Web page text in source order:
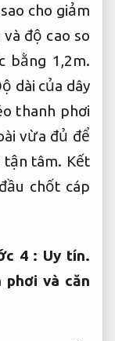
cho giảm
và độ cao so
bằng 1,2m.
dài của dây
thanh phơi
vừa đủ để
tận tâm. Kết
chốt cáp
4 : Uy tín.
phơi và căn